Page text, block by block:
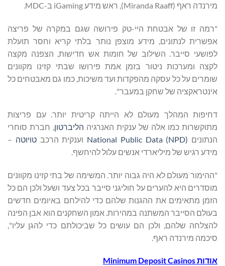
מירנדה ראף (Miranda Raaff), ראש מידע iGaming ב-MDC.
"רמה זו של אבטחת היי-טק פירושה שגם במקרה של פריצה
אפשרית לנתונים, מידע מוצפן נותר בלתי קריא וחסר תועלת
לפושעי סייבר. השילוב של חומות אש חדישות, הצפנה מקצה
לקצה ומערכות ניטור בזמן אמת פירושו שבתי קזינו מקוונים
שומרים על כל עסקה מהפקדות ועד משיכות, כמו גם מאבטחים כל
אינטראקציה של שחקן במעבר".
דחיפות המהלך מעולם לא הייתה קריטית יותר. עם פריצות
מתוקשרות כמו אלה של ענקית האנרגיה הליברטון , חברת סוחרי
הנתונים National Public Data (NPD) וענקית הרכבטויוטה –
מידע רגיש של מיליארדי אנשים עלול להיחשף.
"ההימור מעולם לא היה גבוה יותר. המשימה של בתי קזינו מקוונים
מוסדרים היא להערים על חוליגני סייבר בכל צעד ושעל ולכן הם כל
הזמן מתאימים את ההגנות שלהם כדי להילחם באיומים חדשים
בעולם הסייבר המשתנה במהירות. אמון השחקנים הוא אבן הפינה
להצלחה שלהם, ולכן הם עושים כל שביכולתם כדי להגן עליו",
סיכמה מירנדה ראף.
אודותMinimum Deposit Casinos